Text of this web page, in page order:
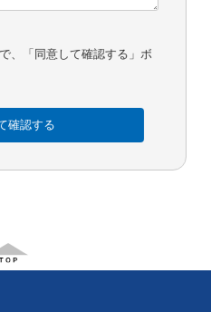
、「同意して確認する」ボ